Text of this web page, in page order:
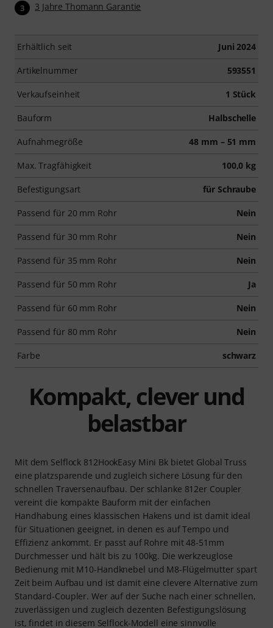
3 3 Jahre Thomann Garantie
Erhältlich seit Juni 2024
Artikelnummer 593551
Verkaufseinheit 1 Stück
Bauform Halbschelle
Aufnahmegröße 48 mm – 51 mm
Max. Tragfähigkeit 100,0 kg
Befestigungsart für Schraube
Passend für 20 mm Rohr Nein
Passend für 30 mm Rohr Nein
Passend für 35 mm Rohr Nein
Passend für 50 mm Rohr Ja
Passend für 60 mm Rohr Nein
Passend für 80 mm Rohr Nein
Farbe schwarz
Kompakt, clever und
belastbar
Mit dem Selflock 812HookEasy Mini Bk bietet Global Truss
eine platzsparende und zugleich sichere Lösung für den
schnellen Traversenaufbau. Der schlanke 812er Coupler
vereint die kompakte Bauform mit der einfachen
Handhabung eines klassischen Hakens und ist damit ideal
für Situationen geeignet, in denen es auf Tempo und
Effizienz ankommt. Er passt auf Rohre mit 48-51mm
Durchmesser und hält bis zu 100kg. Die werkzeuglose
Bedienung mit M10-Handknebel und M8-Flügelmutter spart
Zeit beim Aufbau und ist damit eine clevere Alternative zum
Standard-Coupler. Wer auf der Suche nach einer schnellen,
zuverlässigen und zugleich dezenten Befestigungslösung
ist, findet in diesem Selflock-Modell eine sinnvolle